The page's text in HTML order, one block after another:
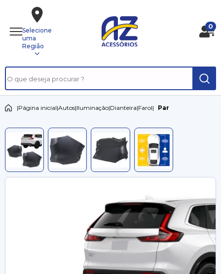
Selecione
uma
Região
0
|Página inicial|Autos|Iluminação|Dianteira|Farol| Par